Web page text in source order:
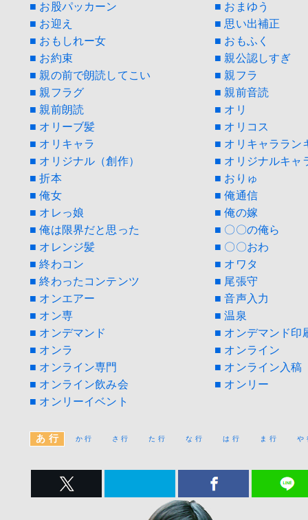
■ お股パッカーン
■ おまゆう
■ お迎え
■ 思い出補正
■ おもしれー女
■ おもふく
■ お約束
■ 親公認しすぎ
■ 親の前で朗読してこい
■ 親フラ
■ 親フラグ
■ 親前音読
■ 親前朗読
■ オリ
■ オリーブ髪
■ オリコス
■ オリキャラ
■ オリキャララン
■ オリジナル（創作）
■ オリジナルキャ
■ 折本
■ おりゅ
■ 俺女
■ 俺通信
■ オレっ娘
■ 俺の嫁
■ 俺は限界だと思った
■ 〇〇の俺ら
■ オレンジ髪
■ 〇〇おわ
■ 終わコン
■ オワタ
■ 終わったコンテンツ
■ 尾張守
■ オンエアー
■ 音声入力
■ オン専
■ 温泉
■ オンデマンド
■ オンデマンド印
■ オンラ
■ オンライン
■ オンライン専門
■ オンライン入稿
■ オンライン飲み会
■ オンリー
■ オンリーイベント
あ 行 か 行 さ 行 た 行 な 行 は 行 ま 行 や